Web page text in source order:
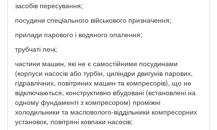
засобів пересування;
посудини спеціального військового призначення;
прилади парового і водяного опалення;
трубчаті печі;
частини машин, які не є самостійними посудинами
(корпуси насосів або турбін, циліндри двигунів парових,
гідравлічних, повітряних машин та компресорів), що не
відключаються, конструктивно вбудовані (встановлені на
одному фундаменті з компресором) проміжні
холодильники та масловолого-віддільники компресорних
установок, повітряні ковпаки насосів;